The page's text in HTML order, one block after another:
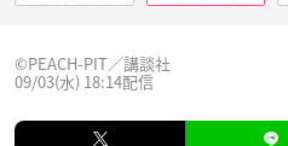
©PEACH-PIT／講談社
09/03(水) 18:14配信